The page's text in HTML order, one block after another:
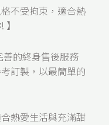
不受拘束，適合熱
的終身售後服務
訂製，以最簡單的
熱愛生活與充滿甜